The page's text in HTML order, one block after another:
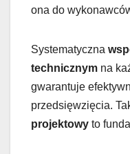
ona do
Systematyczna
technicznym na
gwarantuje
przedsięwzięcia.
projektowy to